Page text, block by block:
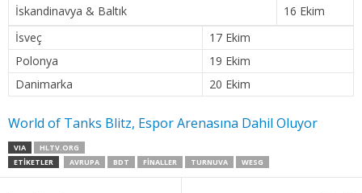
İskandinavya & Baltık
16 Ekim
İsveç
17 Ekim
Polonya
19 Ekim
Danimarka
20 Ekim
World of Tanks Blitz, Espor Arenasına Dahil Oluyor
VIA
HLTV.ORG
ETIKETLER
AVRUPA BDT FINALLER TURNUVA WESG